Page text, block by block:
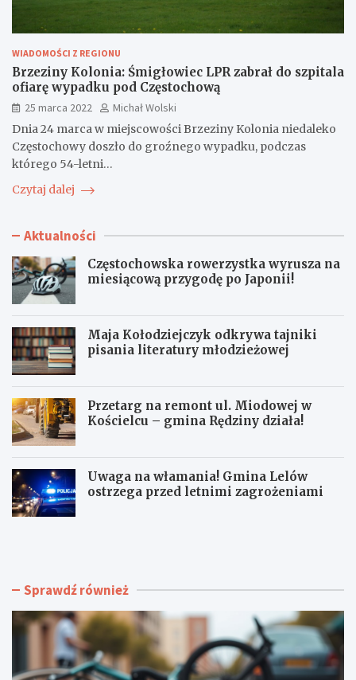
WIADOMOŚCI Z REGIONU
Brzeziny Kolonia: Śmigłowiec LPR zabrał do szpitala
ofiarę wypadku pod Częstochową
25 marca 2022
Michał Wolski
Dnia 24 marca w miejscowości Brzeziny Kolonia niedaleko
Częstochowy doszło do groźnego wypadku, podczas
którego 54-letni…
Czytaj dalej
Aktualności
Częstochowska rowerzystka wyrusza na
miesiącową przygodę po Japonii!
Maja Kołodziejczyk odkrywa tajniki
pisania literatury młodzieżowej
Przetarg na remont ul. Miodowej w
Kościelcu – gmina Rędziny działa!
Uwaga na włamania! Gmina Lelów
ostrzega przed letnimi zagrożeniami
C
o
h
o
M
o
o
d
Sprawdź również